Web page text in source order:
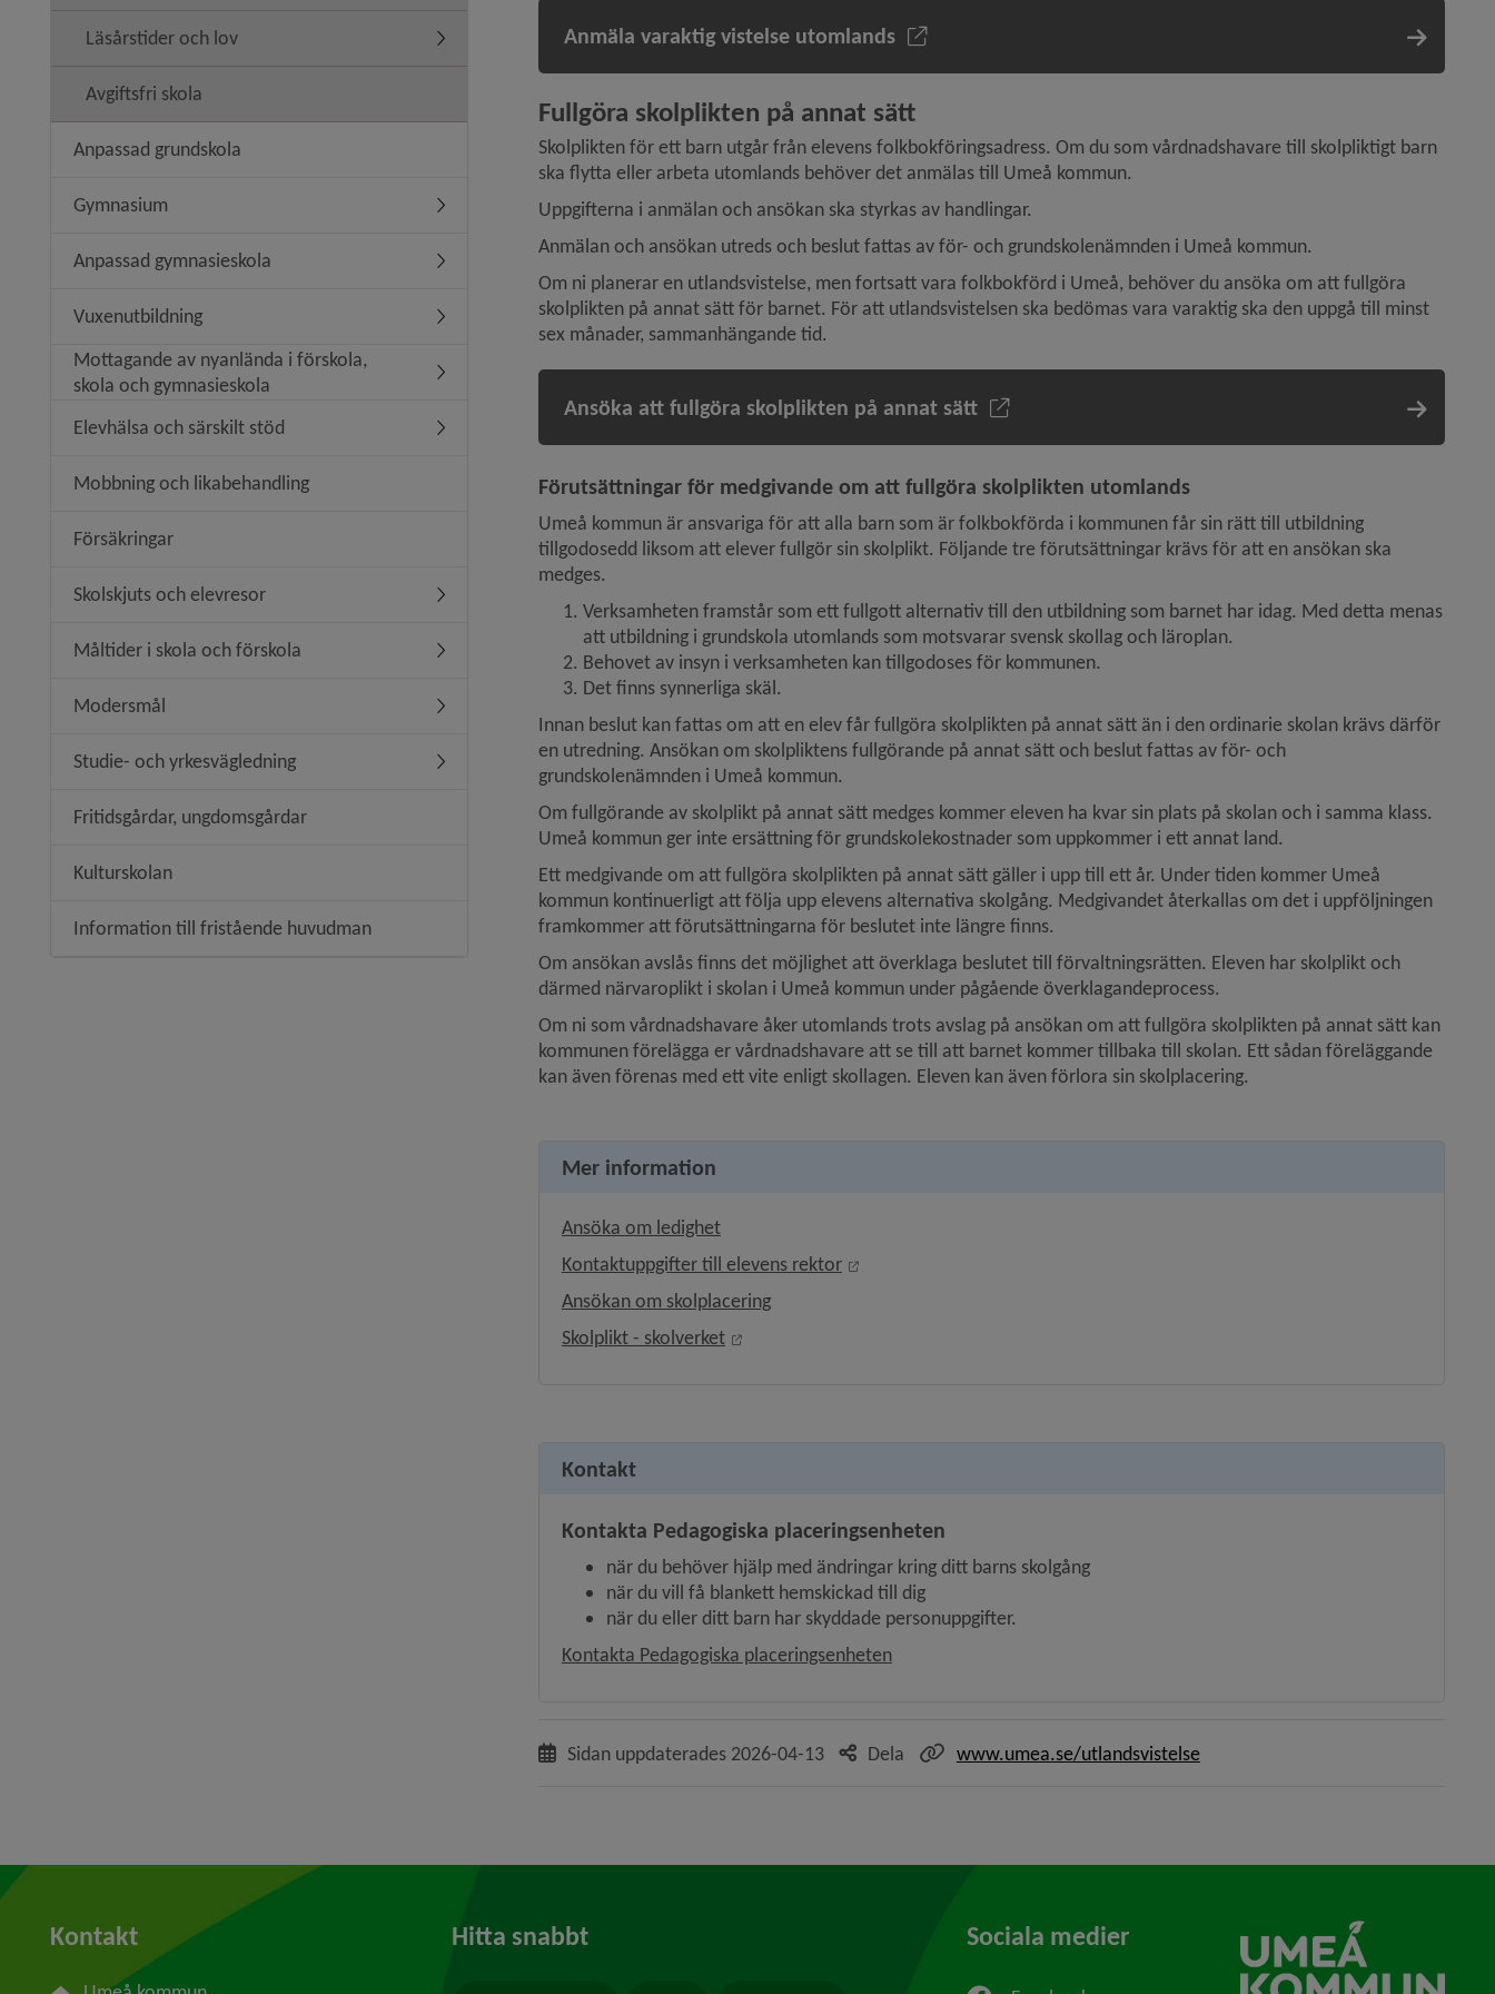
Läsårstider och lov Undermeny för Läsårstider och lov
Avgiftsfri skola
Anpassad grundskola
Gymnasium Undermeny för Gymnasium
Anpassad gymnasieskola Undermeny för Anpassad gymnasieskola
Vuxenutbildning Undermeny för Vuxenutbildning
Mottagande av nyanlända i förskola,
skola och gymnasieskola
Undermeny för Mottagande av nyanlända i förskola, skola och gymnasieskola
Elevhälsa och särskilt stöd Undermeny för Elevhälsa och särskilt stöd
Mobbning och likabehandling
Försäkringar
Skolskjuts och elevresor Undermeny för Skolskjuts och elevresor
Måltider i skola och förskola Undermeny för Måltider i skola och förskola
Modersmål Undermeny för Modersmål
Studie- och yrkesvägledning Undermeny för Studie- och yrkesvägledning
Fritidsgårdar, ungdomsgårdar
Kulturskolan
Information till fristående huvudman
Anmäla varaktig vistelse utomlands
Fullgöra skolplikten på annat sätt
Skolplikten för ett barn utgår från elevens folkbokföringsadress. Om du som vårdnadshavare till skolpliktigt barn
ska flytta eller arbeta utomlands behöver det anmälas till Umeå kommun.
Uppgifterna i anmälan och ansökan ska styrkas av handlingar.
Anmälan och ansökan utreds och beslut fattas av för- och grundskolenämnden i Umeå kommun.
Om ni planerar en utlandsvistelse, men fortsatt vara folkbokförd i Umeå, behöver du ansöka om att fullgöra
skolplikten på annat sätt för barnet. För att utlandsvistelsen ska bedömas vara varaktig ska den uppgå till minst
sex månader, sammanhängande tid.
Ansöka att fullgöra skolplikten på annat sätt
Förutsättningar för medgivande om att fullgöra skolplikten utomlands
Umeå kommun är ansvariga för att alla barn som är folkbokförda i kommunen får sin rätt till utbildning
tillgodosedd liksom att elever fullgör sin skolplikt. Följande tre förutsättningar krävs för att en ansökan ska
medges.
Verksamheten framstår som ett fullgott alternativ till den utbildning som barnet har idag. Med detta menas
att utbildning i grundskola utomlands som motsvarar svensk skollag och läroplan.
Behovet av insyn i verksamheten kan tillgodoses för kommunen.
Det finns synnerliga skäl.
Innan beslut kan fattas om att en elev får fullgöra skolplikten på annat sätt än i den ordinarie skolan krävs därför
en utredning. Ansökan om skolpliktens fullgörande på annat sätt och beslut fattas av för- och
grundskolenämnden i Umeå kommun.
Om fullgörande av skolplikt på annat sätt medges kommer eleven ha kvar sin plats på skolan och i samma klass.
Umeå kommun ger inte ersättning för grundskolekostnader som uppkommer i ett annat land.
Ett medgivande om att fullgöra skolplikten på annat sätt gäller i upp till ett år. Under tiden kommer Umeå
kommun kontinuerligt att följa upp elevens alternativa skolgång. Medgivandet återkallas om det i uppföljningen
framkommer att förutsättningarna för beslutet inte längre finns.
Om ansökan avslås finns det möjlighet att överklaga beslutet till förvaltningsrätten. Eleven har skolplikt och
därmed närvaroplikt i skolan i Umeå kommun under pågående överklagandeprocess.
Om ni som vårdnadshavare åker utomlands trots avslag på ansökan om att fullgöra skolplikten på annat sätt kan
kommunen förelägga er vårdnadshavare att se till att barnet kommer tillbaka till skolan. Ett sådan föreläggande
kan även förenas med ett vite enligt skollagen. Eleven kan även förlora sin skolplacering.
Mer information
Ansöka om ledighet
Kontaktuppgifter till elevens rektor
Länk till annan webbplats, öppnas i nytt fönster.
Ansökan om skolplacering
Skolplikt - skolverket
Länk till annan webbplats, öppnas i nytt fönster.
Kontakt
Kontakta Pedagogiska placeringsenheten
när du behöver hjälp med ändringar kring ditt barns skolgång
när du vill få blankett hemskickad till dig
när du eller ditt barn har skyddade personuppgifter.
Kontakta Pedagogiska placeringsenhetenLänk till annan webbplats.
Sidan uppdaterades 2026-04-13 Dela www.umea.se/utlandsvistelse
Kontakt Hitta snabbt Sociala medier